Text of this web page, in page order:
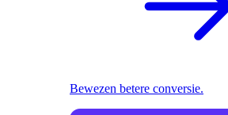
Bewezen betere conversie.